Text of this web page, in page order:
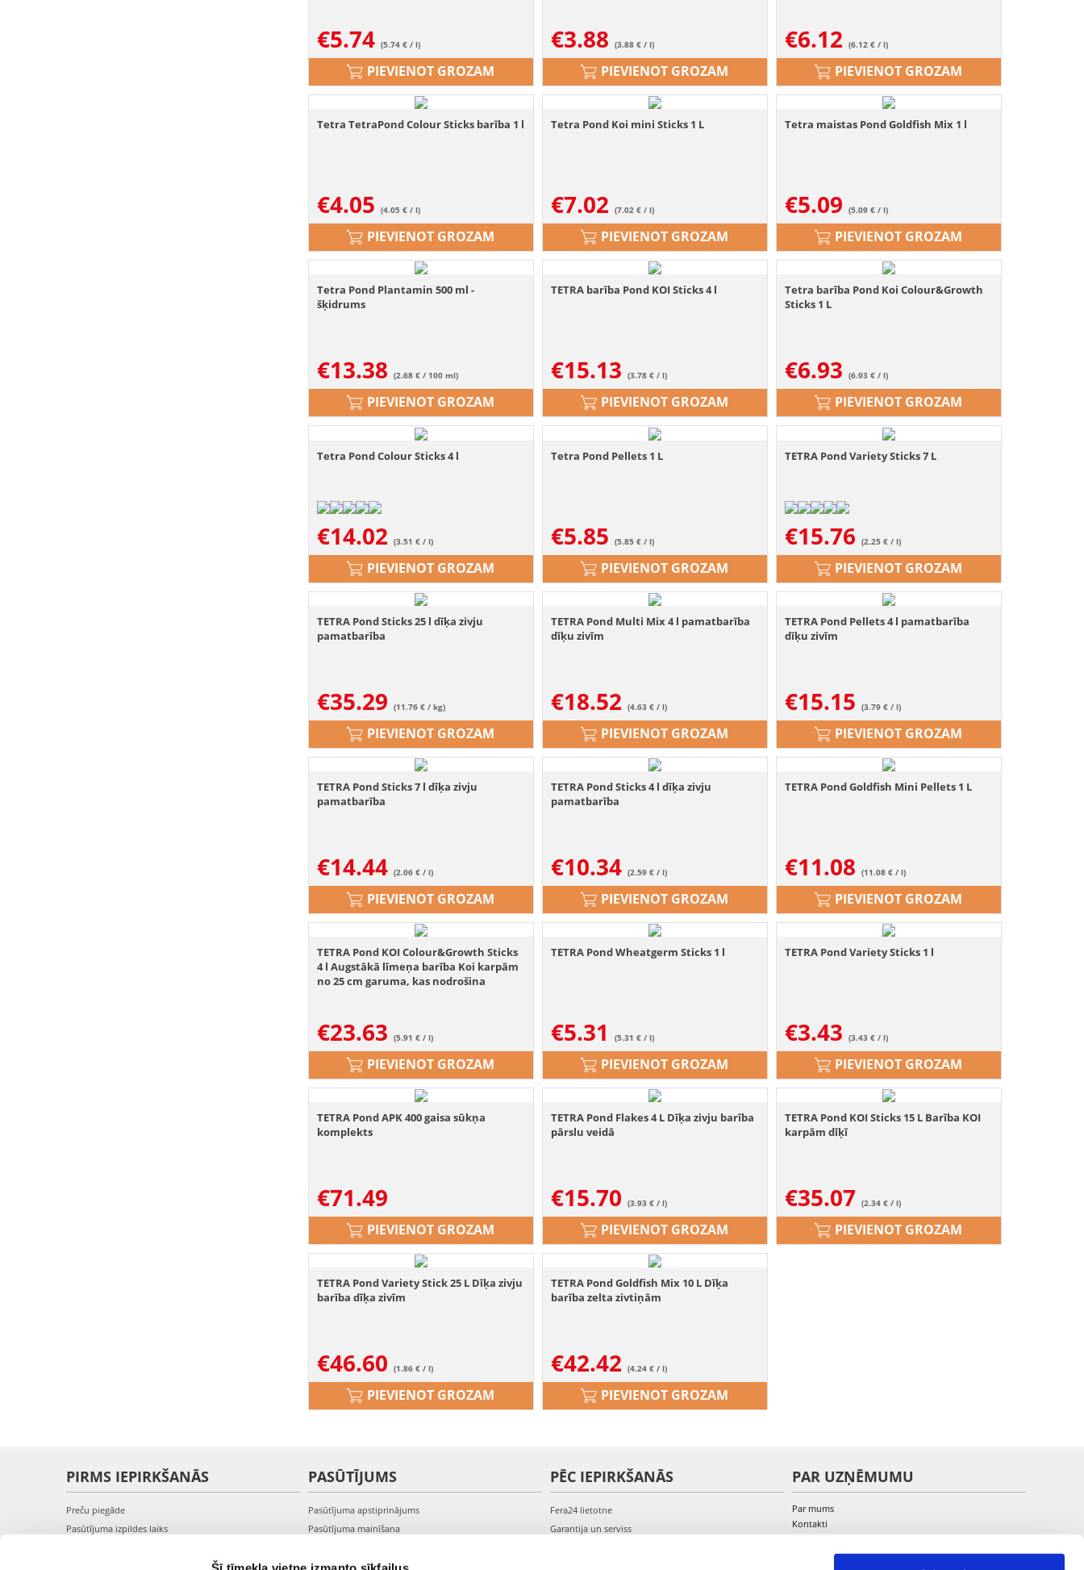
€5.74 (5.74 € / l)
PIEVIENOT GROZAM
€3.88 (3.88 € / l)
PIEVIENOT GROZAM
€6.12 (6.12 € / l)
PIEVIENOT GROZAM
Tetra TetraPond Colour Sticks barība 1 l
€4.05 (4.05 € / l)
PIEVIENOT GROZAM
Tetra Pond Koi mini Sticks 1 L
€7.02 (7.02 € / l)
PIEVIENOT GROZAM
Tetra maistas Pond Goldfish Mix 1 l
€5.09 (5.09 € / l)
PIEVIENOT GROZAM
Tetra Pond Plantamin 500 ml -
šķidrums
€13.38 (2.68 € / 100 ml)
PIEVIENOT GROZAM
TETRA barība Pond KOI Sticks 4 l
€15.13 (3.78 € / l)
PIEVIENOT GROZAM
Tetra barība Pond Koi Colour&Growth
Sticks 1 L
€6.93 (6.93 € / l)
PIEVIENOT GROZAM
Tetra Pond Colour Sticks 4 l
€14.02 (3.51 € / l)
PIEVIENOT GROZAM
Tetra Pond Pellets 1 L
€5.85 (5.85 € / l)
PIEVIENOT GROZAM
TETRA Pond Variety Sticks 7 L
€15.76 (2.25 € / l)
PIEVIENOT GROZAM
TETRA Pond Sticks 25 l dīķa zivju
pamatbarība
€35.29 (11.76 € / kg)
PIEVIENOT GROZAM
TETRA Pond Multi Mix 4 l pamatbarība
dīķu zivīm
€18.52 (4.63 € / l)
PIEVIENOT GROZAM
TETRA Pond Pellets 4 l pamatbarība
dīķu zivīm
€15.15 (3.79 € / l)
PIEVIENOT GROZAM
TETRA Pond Sticks 7 l dīķa zivju
pamatbarība
€14.44 (2.06 € / l)
PIEVIENOT GROZAM
TETRA Pond Sticks 4 l dīķa zivju
pamatbarība
€10.34 (2.59 € / l)
PIEVIENOT GROZAM
TETRA Pond Goldfish Mini Pellets 1 L
€11.08 (11.08 € / l)
PIEVIENOT GROZAM
TETRA Pond KOI Colour&Growth Sticks
4 l Augstākā līmeņa barība Koi karpām
no 25 cm garuma, kas nodrošina
€23.63 (5.91 € / l)
PIEVIENOT GROZAM
TETRA Pond Wheatgerm Sticks 1 l
€5.31 (5.31 € / l)
PIEVIENOT GROZAM
TETRA Pond Variety Sticks 1 l
€3.43 (3.43 € / l)
PIEVIENOT GROZAM
TETRA Pond APK 400 gaisa sūkņa
komplekts
€71.49
PIEVIENOT GROZAM
TETRA Pond Flakes 4 L Dīķa zivju barība
pārslu veidā
€15.70 (3.93 € / l)
PIEVIENOT GROZAM
TETRA Pond KOI Sticks 15 L Barība KOI
karpām dīķī
€35.07 (2.34 € / l)
PIEVIENOT GROZAM
TETRA Pond Variety Stick 25 L Dīķa zivju
barība dīķa zivīm
€46.60 (1.86 € / l)
PIEVIENOT GROZAM
TETRA Pond Goldfish Mix 10 L Dīķa
barība zelta zivtiņām
€42.42 (4.24 € / l)
PIEVIENOT GROZAM
PIRMS IEPIRKŠANĀS
Preču piegāde
Pasūtījuma izpildes laiks
PASŪTĪJUMS
Pasūtījuma apstiprinājums
Pasūtījuma mainīšana
Pieslēgšanās kontam
PĒC IEPIRKŠANĀS
Fera24 lietotne
Garantija un serviss
PAR UZŅĒMUMU
Par mums
Kontakti